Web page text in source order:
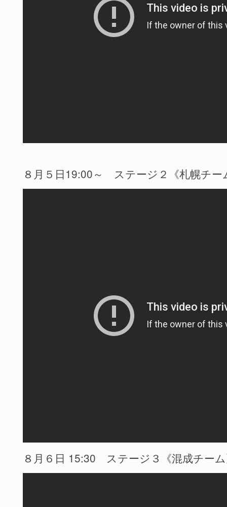
８月５日19:00～ ステージ２《札幌チー
８月６日 15:30 ステージ３《混成チー